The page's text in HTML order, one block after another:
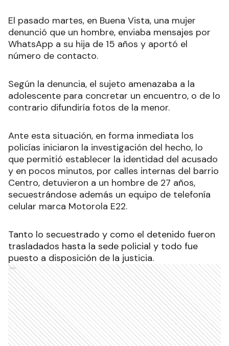
El pasado martes, en Buena Vista, una mujer
denunció que un hombre, enviaba mensajes por
WhatsApp a su hija de 15 años y aportó el
número de contacto.
Según la denuncia, el sujeto amenazaba a la
adolescente para concretar un encuentro, o de lo
contrario difundiría fotos de la menor.
Ante esta situación, en forma inmediata los
policías iniciaron la investigación del hecho, lo
que permitió establecer la identidad del acusado
y en pocos minutos, por calles internas del barrio
Centro, detuvieron a un hombre de 27 años,
secuestrándose además un equipo de telefonía
celular marca Motorola E22.
Tanto lo secuestrado y como el detenido fueron
trasladados hasta la sede policial y todo fue
puesto a disposición de la justicia.
Ads